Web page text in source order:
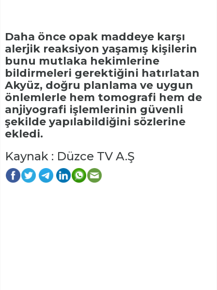
Daha önce opak maddeye karşı
alerjik reaksiyon yaşamış kişilerin
bunu mutlaka hekimlerine
bildirmeleri gerektiğini hatırlatan
Akyüz, doğru planlama ve uygun
önlemlerle hem tomografi hem de
anjiyografi işlemlerinin güvenli
şekilde yapılabildiğini sözlerine
ekledi.
Kaynak : Düzce TV A.Ş